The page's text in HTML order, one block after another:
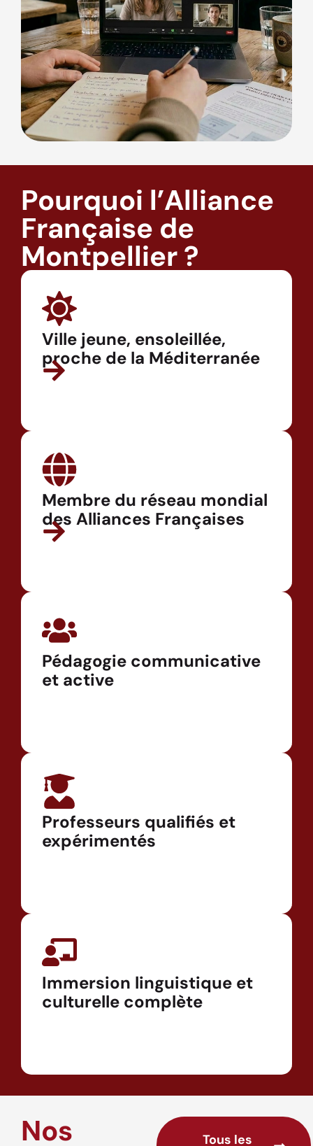
Pourquoi l’Alliance
Française de
Montpellier ?
Ville jeune, ensoleillée,
proche de la Méditerranée
Membre du réseau mondial
des Alliances Françaises
Pédagogie communicative
et active
Professeurs qualifiés et
expérimentés
Immersion linguistique et
culturelle complète
Nos Tous les